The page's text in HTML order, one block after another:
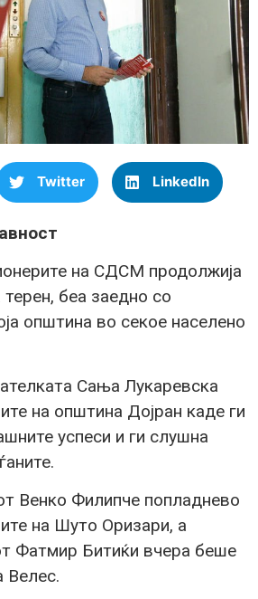
Twitter LinkedIn
на СДСМ продолжија
беа заедно со
општина во секое населено
Сања Лукаревска
на општина Дојран каде ги
успеси и ги слушна
Венко Филипче попладнево
на Шуто Оризари, а
Фатмир Битиќи вчера беше
Велес.